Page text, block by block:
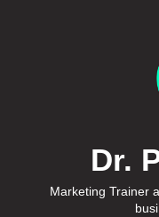
Dr.
Marketing Trainer